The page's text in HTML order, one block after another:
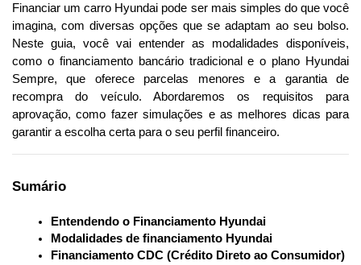
Financiar um carro Hyundai pode ser mais simples do que você
imagina, com diversas opções que se adaptam ao seu bolso.
Neste guia, você vai entender as modalidades disponíveis,
como o financiamento bancário tradicional e o plano Hyundai
Sempre, que oferece parcelas menores e a garantia de
recompra do veículo. Abordaremos os requisitos para
aprovação, como fazer simulações e as melhores dicas para
garantir a escolha certa para o seu perfil financeiro.
Sumário
Entendendo o Financiamento Hyundai
Modalidades de financiamento Hyundai
Financiamento CDC (Crédito Direto ao Consumidor)